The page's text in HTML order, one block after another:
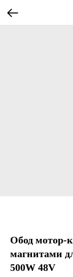
Обод мотор-
магнитами
500W 48V